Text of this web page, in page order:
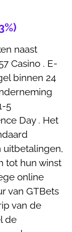
naast
Casino . E-
binnen 24
5
Day . Het
uitbetalingen,
tot hun winst
online
van GTBets
van de
de